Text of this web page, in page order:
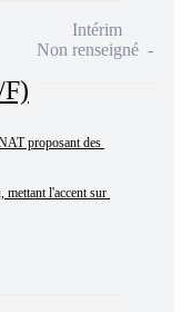
proposant des
mettant l'accent sur
Intérim
Non renseigné